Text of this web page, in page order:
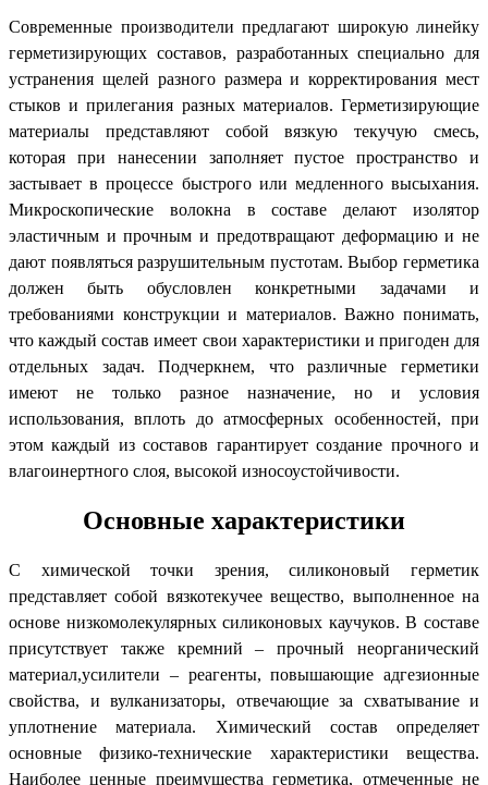
Современные производители предлагают широкую линейку
герметизирующих составов, разработанных специально для
устранения щелей разного размера и корректирования мест
стыков и прилегания разных материалов. Герметизирующие
материалы представляют собой вязкую текучую смесь,
которая при нанесении заполняет пустое пространство и
застывает в процессе быстрого или медленного высыхания.
Микроскопические волокна в составе делают изолятор
эластичным и прочным и предотвращают деформацию и не
дают появляться разрушительным пустотам. Выбор герметика
должен быть обусловлен конкретными задачами и
требованиями конструкции и материалов. Важно понимать,
что каждый состав имеет свои характеристики и пригоден для
отдельных задач. Подчеркнем, что различные герметики
имеют не только разное назначение, но и условия
использования, вплоть до атмосферных особенностей, при
этом каждый из составов гарантирует создание прочного и
влагоинертного слоя, высокой износоустойчивости.
Основные характеристики
С химической точки зрения, силиконовый герметик
представляет собой вязкотекучее вещество, выполненное на
основе низкомолекулярных силиконовых каучуков. В составе
присутствует также кремний – прочный неорганический
материал,усилители – реагенты, повышающие адгезионные
свойства, и вулканизаторы, отвечающие за схватывание и
уплотнение материала. Химический состав определяет
основные физико-технические характеристики вещества.
Наиболее ценные преимущества герметика, отмеченные не